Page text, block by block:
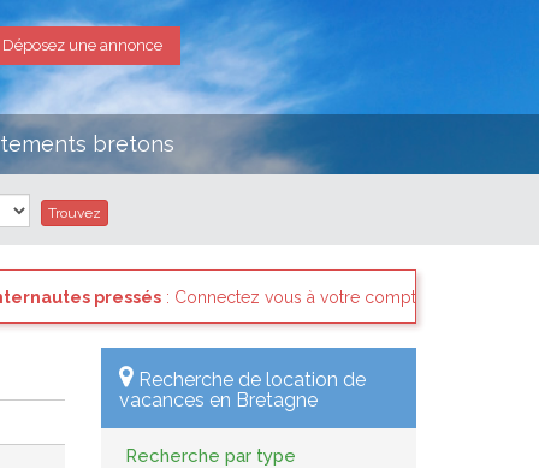
une annonce
bretons
: Connectez vous à votre compte et consultez les "Messages
Recherche de location de
vacances en Bretagne
Recherche par type